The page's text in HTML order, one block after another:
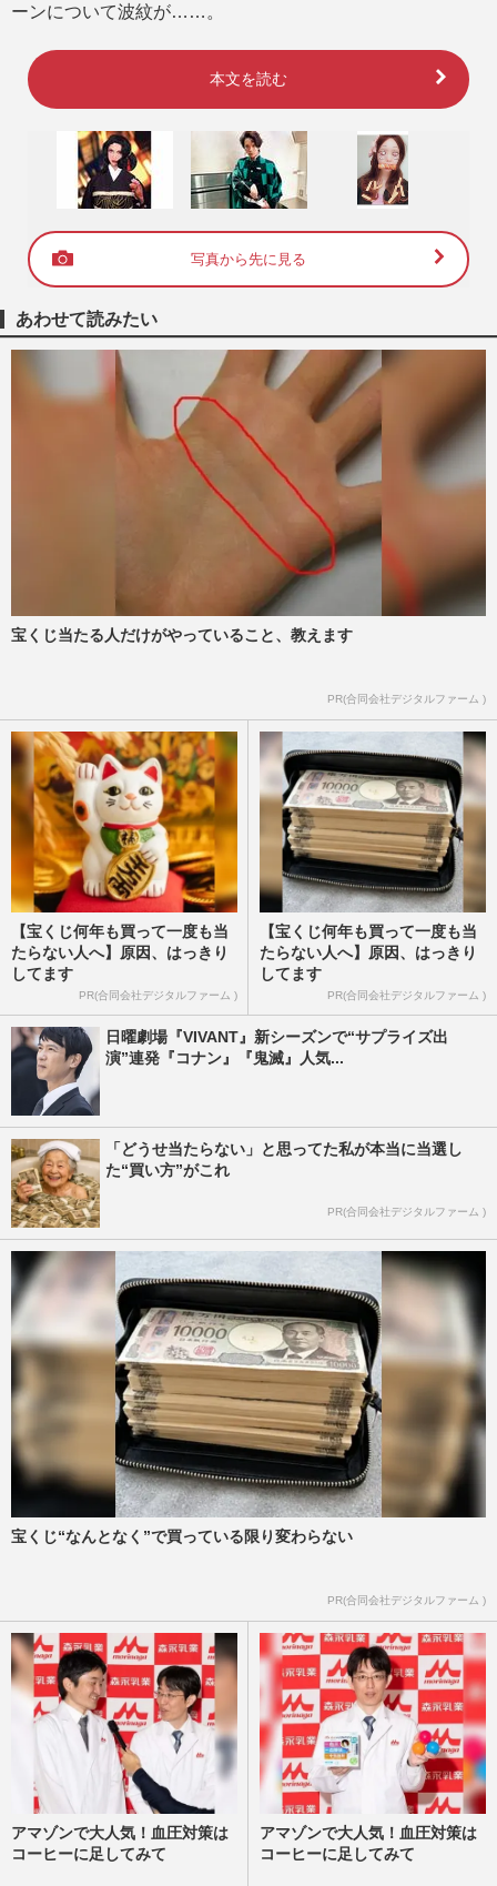
ーンについて波紋が……。
本文を読む
写真から先に見る
あわせて読みたい
宝くじ当たる人だけがやっていること、教えます
PR(合同会社デジタルファーム )
【宝くじ何年も買って一度も当
たらない人へ】原因、はっきり
してます
PR(合同会社デジタルファーム )
【宝くじ何年も買って一度も当
たらない人へ】原因、はっきり
してます
PR(合同会社デジタルファーム )
日曜劇場『VIVANT』新シーズンで“サプライズ出
演”連発『コナン』『鬼滅』人気...
「どうせ当たらない」と思ってた私が本当に当選し
た“買い方”がこれ
PR(合同会社デジタルファーム )
宝くじ“なんとなく”で買っている限り変わらない
PR(合同会社デジタルファーム )
アマゾンで大人気！血圧対策は
コーヒーに足してみて
アマゾンで大人気！血圧対策は
コーヒーに足してみて